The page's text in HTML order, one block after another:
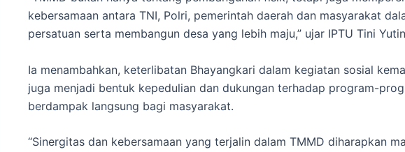
kebersamaan antara TNI, Polri, pemerintah daerah dan masyarakat
persatuan serta membangun desa yang lebih maju,” ujar IPTU Tini
Ia menambahkan, keterlibatan Bhayangkari dalam kegiatan sosial
juga menjadi bentuk kepedulian dan dukungan terhadap program-
berdampak langsung bagi masyarakat.
“Sinergitas dan kebersamaan yang terjalin dalam TMMD diharapkan